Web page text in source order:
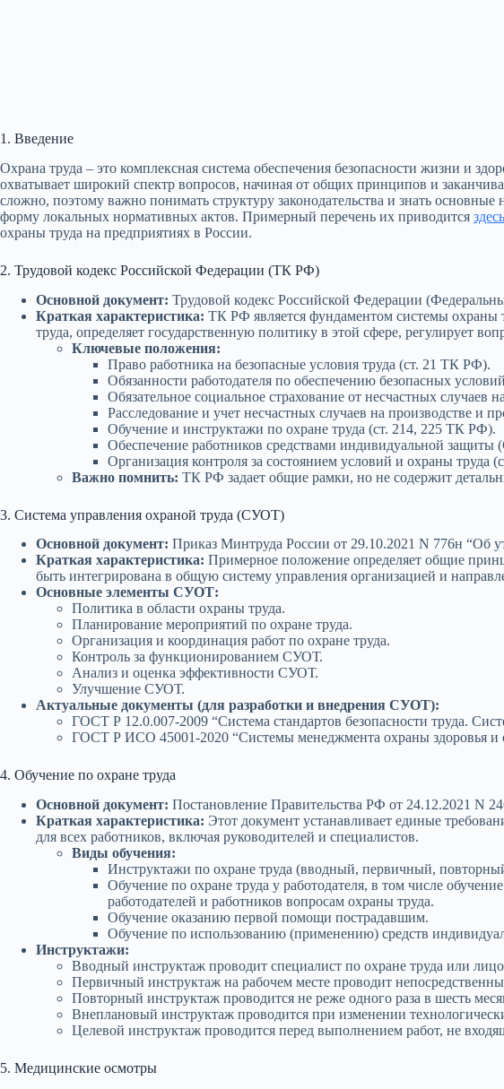
1. Введение
Охрана труда – это комплексная система обеспечения безопасности жизни и
охватывает широкий спектр вопросов, начиная от общих принципов и
сложно, поэтому важно понимать структуру законодательства и знать
форму локальных нормативных актов. Примерный перечень их приводится здесь
охраны труда на предприятиях в России.
2. Трудовой кодекс Российской Федерации (ТК РФ)
Основной документ: Трудовой кодекс Российской Федерации
Краткая характеристика: ТК РФ является фундаментом системы охраны
труда, определяет государственную политику в этой сфере, регулирует
Ключевые положения:
Право работника на безопасные условия труда (ст. 21 ТК РФ).
Обязанности работодателя по обеспечению безопасных
Обязательное социальное страхование от несчастных
Расследование и учет несчастных случаев на производстве и
Обучение и инструктажи по охране труда (ст. 214, 225 ТК РФ).
Обеспечение работников средствами индивидуальной
Организация контроля за состоянием условий и охраны труда
Важно помнить: ТК РФ задает общие рамки, но не содержит
3. Система управления охраной труда (СУОТ)
Основной документ: Приказ Минтруда России от 29.10.2021 N 776н “Об
Краткая характеристика: Примерное положение определяет общие
быть интегрирована в общую систему управления организацией и
Основные элементы СУОТ:
Политика в области охраны труда.
Планирование мероприятий по охране труда.
Организация и координация работ по охране труда.
Контроль за функционированием СУОТ.
Анализ и оценка эффективности СУОТ.
Улучшение СУОТ.
Актуальные документы (для разработки и внедрения СУОТ):
ГОСТ Р 12.0.007-2009 “Система стандартов безопасности труда.
ГОСТ Р ИСО 45001-2020 “Системы менеджмента охраны здоровья и
4. Обучение по охране труда
Основной документ: Постановление Правительства РФ от 24.12.2021 N
Краткая характеристика: Этот документ устанавливает единые
для всех работников, включая руководителей и специалистов.
Виды обучения:
Инструктажи по охране труда (вводный, первичный,
Обучение по охране труда у работодателя, в том числе
работодателей и работников вопросам охраны труда.
Обучение оказанию первой помощи пострадавшим.
Обучение по использованию (применению) средств
Инструктажи:
Вводный инструктаж проводит специалист по охране труда или
Первичный инструктаж на рабочем месте проводит
Повторный инструктаж проводится не реже одного раза в шесть
Внеплановый инструктаж проводится при изменении
Целевой инструктаж проводится перед выполнением работ, не
5. Медицинские осмотры